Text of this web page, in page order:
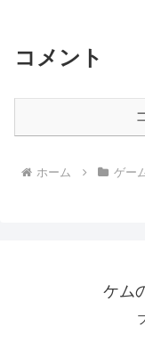
コメント
ホーム ゲー
ケム